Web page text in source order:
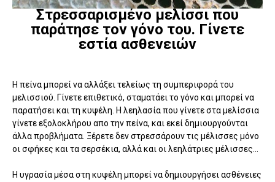
Στρεσσαρισμένο μελίσσι που
παράτησε τον γόνο του. Γίνετε
εστία ασθενειών
Η πείνα μπορεί να αλλάξει τελείως τη συμπεριφορά του
μελισσιού. Γίνετε επιθετικό, σταματάει το γόνο και μπορεί να
παρατήσει και τη κυψέλη. Η λεηλασία που γίνετε στα μελίσσια
γίνετε εξολοκλήρου απο την πείνα, και εκεί δημιουργούνται
άλλα προβλήματα. Ξέρετε δεν στρεσσάρουν τις μέλισσες μόνο
οι σφήκες και τα σερσέκια, αλλά και οι λεηλάτριες μέλισσες...
Η υγρασία μέσα στη κυψέλη μπορεί να δημιουργήσει ασθένειες